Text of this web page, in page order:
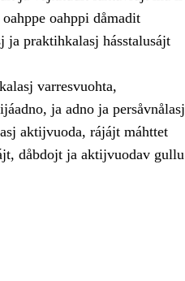
oahppi dåmadit
ja praktihkalasj hásstalusájt
varresvuohta,
ja adno ja persåvnålasj
aktijvuoda, rájájt máhttet
dåbdojt ja aktijvuodav gullu